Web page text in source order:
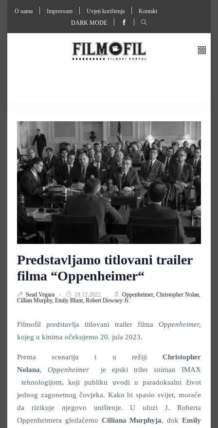
O nama Impressum Uvjeti korištenja
Kontakt
DARK MODE
Predstavljamo titlovani trailer
filma “Oppenheimer“
Sead Vegara 19.12.2022. Oppenheimer, Christopher Nolan,
Cillian Murphy, Emily Blunt, Robert Downey Jr.
Filmofil predstavlja titlovani trailer filma Oppenheimer,
kojeg u kinima očekujemo 20. jula 2023.
Prema scenariju i u režiji Christopher
Nolana, Oppenheimer
je epski triler sniman IMAX
tehnologijom, koji publiku uvodi u paradoksalni život
jednog zagonetnog čovjeka. Kako bi spasio svijet, moraće
da rizikuje njegovo uništenje. U ulozi J. Roberta
Oppenheimera gledaćemo Cilliana Murphyja, dokEmily